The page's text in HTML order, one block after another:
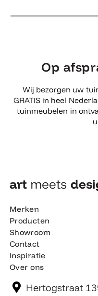
Op
Wij bezorgen uw
GRATIS in heel
tuinmeubelen in
art meets
Merken
Producten
Showroom
Contact
Inspiratie
Over ons
Hertogstraat